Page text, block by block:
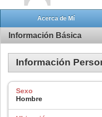
Acerca de Mí
Información Básica
Información
Sexo
Hombre